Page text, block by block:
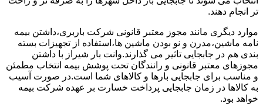
تر انجام دهند.
موارد دیگری مانند مجوز معتبر قانونی شرکت باربری،داشتن بیمه
نامه ماشین،مدرن و نو بودن ماشین ها،استفاده از تجهیزات بسته
بندی هم در جابجایی تاثیر می گذارند.وانت بار شیراز با داشتن
مجوزهای معتبر قانونی و رانندگان تحت پوشش بیمه انتخاب مطمئن
و مناسب برای جابجایی بارها و کالاهای شما است.در صورت آسیب
به کالاها در زمان جابجایی پرداخت خسارت بر عهده شرکت بیمه
خواهد بود.